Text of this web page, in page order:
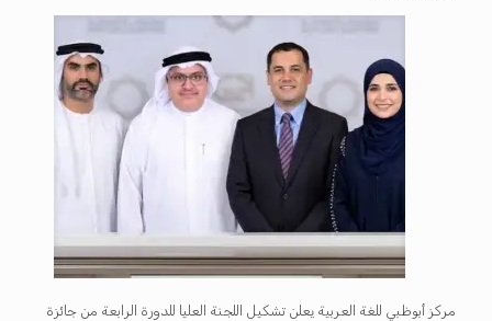
مركز أبوظبي للغة العربية يعلن تشكيل اللجنة العليا للدورة الرابعة من جائزة